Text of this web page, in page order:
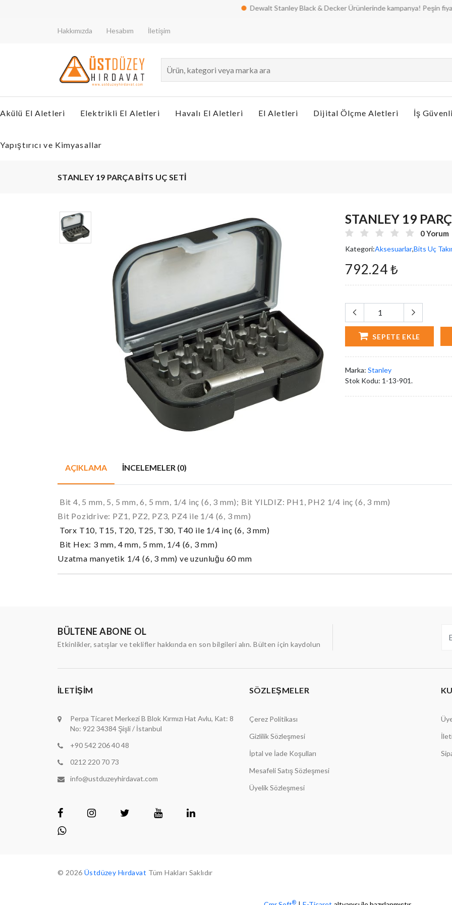
Dewalt Stanley Black & Decker Ürünlerinde kampanya! Peşin fiyatına
Hakkımızda Hesabım İletişim
Akülü El Aletleri Elektrikli El Aletleri Havalı El Aletleri El Aletleri Dijital Ölçme Aletleri İş
Yapıştırıcı ve Kimyasallar
STANLEY 19 PARÇA BİTS UÇ SETİ
STANLEY 19
0 Yorum
Kategori:Aksesuarlar,Bits Uç
792.24 ₺
SEPETE EKLE
Marka: Stanley
Stok Kodu: 1-13-901.
AÇIKLAMA İNCELEMELER (0)
Bit 4, 5 mm, 5, 5 mm, 6, 5 mm, 1/4 inç (6, 3 mm); Bit YILDIZ: PH1, PH2 1/4 inç (6, 3 mm)
Bit Pozidrive: PZ1, PZ2, PZ3, PZ4 ile 1/4 (6, 3 mm)
Torx T10, T15, T20, T25, T30, T40 ile 1/4 inç (6, 3 mm)
Bit Hex: 3 mm, 4 mm, 5 mm, 1/4 (6, 3 mm)
Uzatma manyetik 1/4 (6, 3 mm) ve uzunluğu 60 mm
BÜLTENE ABONE OL
Etkinlikler, satışlar ve teklifler hakkında en son bilgileri alın. Bülten için kaydolun
İLETIŞIM
Perpa Ticaret Merkezi B Blok Kırmızı Hat Avlu, Kat: 8
No: 922 34384 Şişli / İstanbul
+90 542 206 40 48
0212 220 70 73
info@ustduzeyhirdavat.com
SÖZLEŞMELER
Çerez Politikası
Gizlilik Sözleşmesi
İptal ve İade Koşulları
Mesafeli Satış Sözleşmesi
Üyelik Sözleşmesi
© 2026 Üstdüzey Hırdavat Tüm Hakları Saklıdır
®